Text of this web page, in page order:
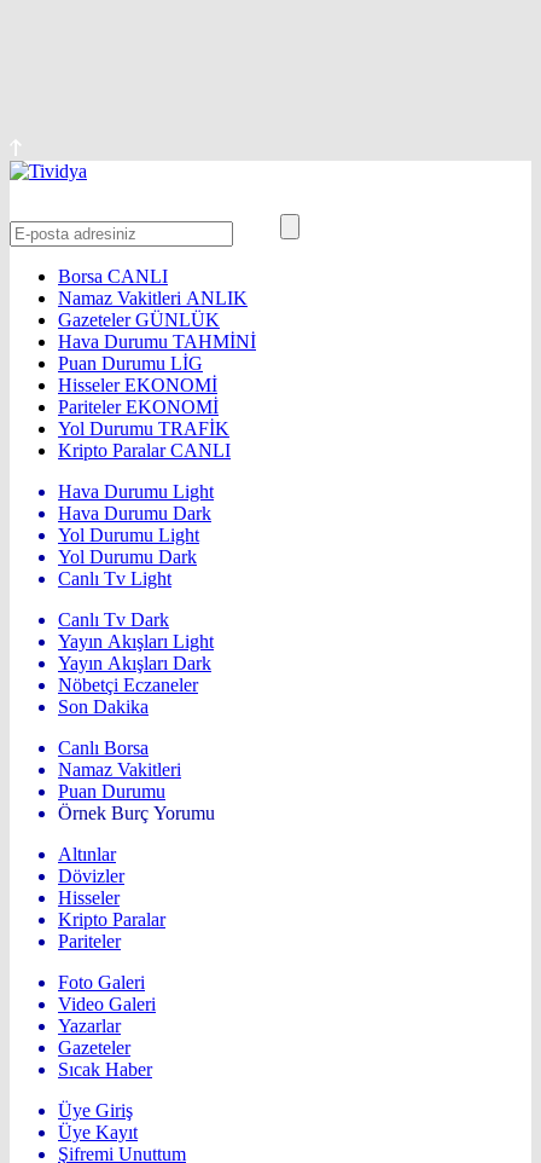
Borsa CANLI
Namaz Vakitleri ANLIK
GazetelerGÜNLÜK
Hava Durumu TAHMİNİ
Puan Durumu LİG
HisselerEKONOMİ
ParitelerEKONOMİ
Yol Durumu TRAFİK
Kripto ParalarCANLI
Hava Durumu Light
Hava Durumu Dark
Yol Durumu Light
Yol Durumu Dark
Canlı Tv Light
Canlı Tv Dark
Yayın Akışları Light
Yayın Akışları Dark
Nöbetçi Eczaneler
Son Dakika
Canlı Borsa
Namaz Vakitleri
Puan Durumu
Örnek Burç Yorumu
Altınlar
Dövizler
Hisseler
Kripto Paralar
Pariteler
Foto Galeri
Video Galeri
Yazarlar
Gazeteler
Sıcak Haber
Üye Giriş
Üye Kayıt
Şifremi Unuttum